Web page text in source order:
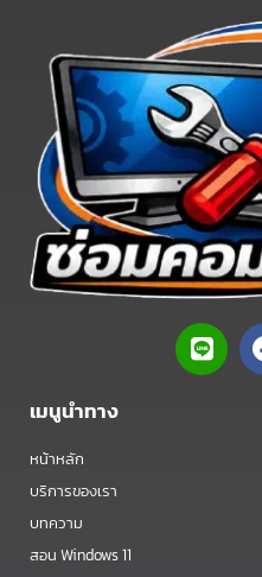
L
i
n
เมนูนำทาง
หน้าหลัก
บริการของเรา
บทความ
สอน Windows 11